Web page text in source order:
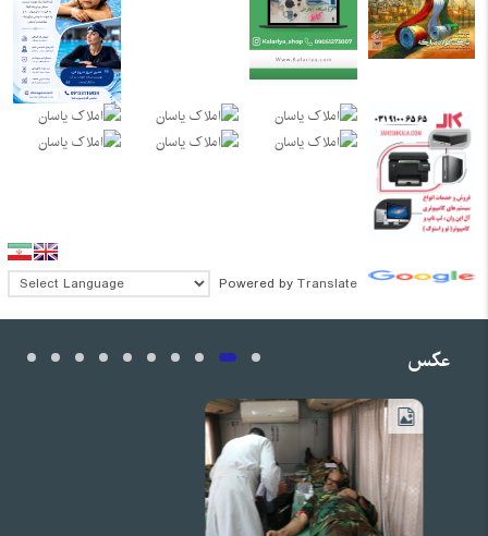
Powered by Translate
عکس